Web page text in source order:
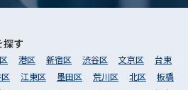
探す
港区 新宿区 渋谷区 文京区
台東
江東区 墨田区 荒川区 北区
板橋